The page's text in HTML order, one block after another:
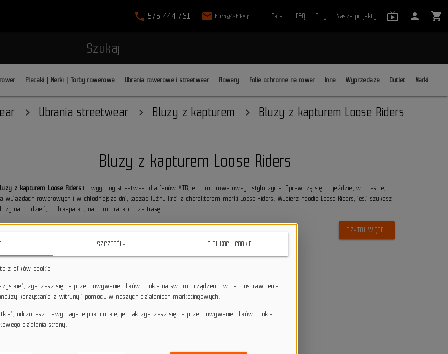
phone 575 444 731 mail biuro@4-bike.pl Sklep F&Q Blog Nasze projekty live_tv_24
person shopping_cart
Szukaj
Plecaki | Nerki | Torby rowerowe Ubrania rowerowe i streetwear Rowery Folie ochronne na rower Inne Wyprzedaże Outlet Marki
Ubrania streetwear Bluzy z kapturem Bluzy z kapturem Loose Riders
Bluzy z kapturem Loose Riders
z kapturem Loose Riders to wygodny streetwear dla fanów MTB, enduro i rowerowego stylu życia. Sprawdzą się po jeździe, w mieście,
wyjazdach rowerowych i w chłodniejsze dni, łącząc luźny krój z charakterem marki Loose Riders. Wybierz hoodie Loose Riders, jeśli szukasz
na co dzień, do bikeparku, na pumptrack i poza trasę.
CZYTAJ WIĘCEJ
SZCZEGÓŁY O PLIKACH COOKIE
z plików cookie
zgadzasz się na przechowywanie plików cookie na swoim urządzeniu w celu usprawnienia
korzystania z witryny i pomocy w naszych działaniach marketingowych.
odrzucasz niewymagane pliki cookie, jednak zgadzasz się na przechowywanie plików cookie
działania strony.